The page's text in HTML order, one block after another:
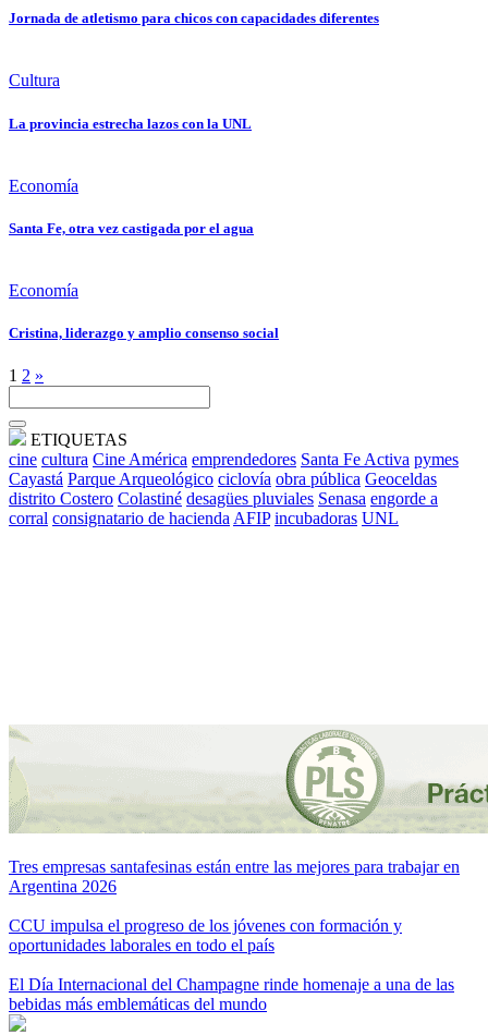
Jornada de atletismo para chicos con capacidades diferentes
Cultura
La provincia estrecha lazos con la UNL
Economía
Santa Fe, otra vez castigada por el agua
Economía
Cristina, liderazgo y amplio consenso social
1 2 »
ETIQUETAS
cine cultura Cine América emprendedores Santa Fe Activa pymes
Cayastá Parque Arqueológico ciclovía obra pública Geoceldas
distrito Costero Colastiné desagües pluviales Senasa engorde a
corral consignatario de hacienda AFIP incubadoras UNL
Tres empresas santafesinas están entre las mejores para trabajar en
Argentina 2026
CCU impulsa el progreso de los jóvenes con formación y
oportunidades laborales en todo el país
El Día Internacional del Champagne rinde homenaje a una de las
bebidas más emblemáticas del mundo